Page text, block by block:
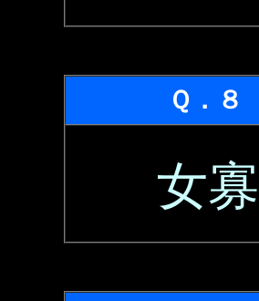
Ｑ．８
女寡